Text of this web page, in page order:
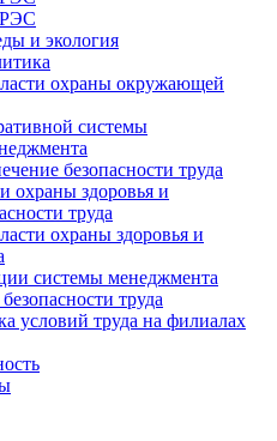
и экология
охраны окружающей
системы
безопасности труда
охраны здоровья и
труда
охраны здоровья и
системы менеджмента
труда
условий труда на филиалах